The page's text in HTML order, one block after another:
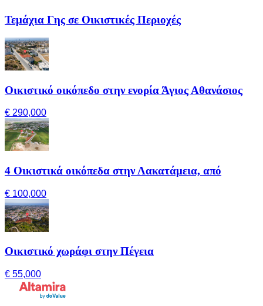
Τεμάχια Γης σε Οικιστικές Περιοχές
Οικιστικό οικόπεδο στην ενορία Άγιος Αθανάσιος
€ 290,000
4 Οικιστικά οικόπεδα στην Λακατάμεια, από
€ 100,000
Οικιστικό χωράφι στην Πέγεια
€ 55,000